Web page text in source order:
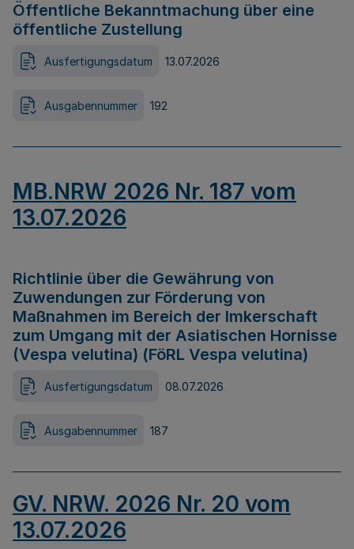
Öffentliche Bekanntmachung über eine
öffentliche Zustellung
Ausfertigungsdatum 13.07.2026
Ausgabennummer 192
MB.NRW 2026 Nr. 187 vom
13.07.2026
Richtlinie über die Gewährung von
Zuwendungen zur Förderung von
Maßnahmen im Bereich der Imkerschaft
zum Umgang mit der Asiatischen Hornisse
(Vespa velutina) (FöRL Vespa velutina)
Ausfertigungsdatum 08.07.2026
Ausgabennummer 187
GV. NRW. 2026 Nr. 20 vom
13.07.2026